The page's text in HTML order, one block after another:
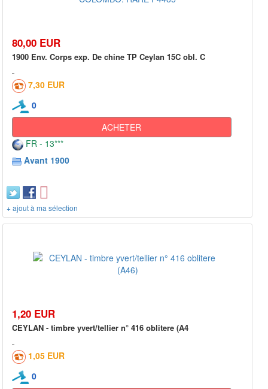
80,00 EUR
1900 Env. Corps exp. De chine TP Ceylan 15C obl. C
7,30 EUR
0
ACHETER
FR - 13***
Avant 1900
+ ajout à ma sélection
1,20 EUR
CEYLAN - timbre yvert/tellier n° 416 oblitere (A4
1,05 EUR
0